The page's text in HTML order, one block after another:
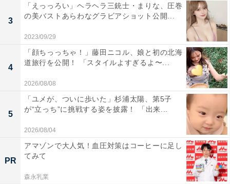
3
「えっっろい」ヘラヘラ三銃士・まりな、圧巻
の美バストあらわなグラビアショット公開...
2023/09/29
4
「顔ちっっちゃ！」藤田ニコル、娘と初の北海
道旅行を公開！ 「スタイルよすぎるよ〜...
2026/08/08
5
「ユメが、ついに歩いた」杉浦太陽、第5子
が“立っち”に挑戦する姿を披露！ 「出来...
2026/08/04
PR
アマゾンで大人気！血圧対策はコーヒーに足し
てみて
森永乳業